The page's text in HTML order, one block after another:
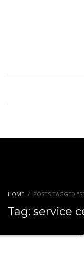
HOME POSTS TAGGED
Tag: service